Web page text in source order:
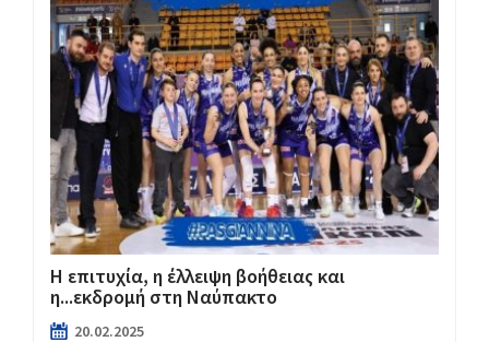
Η επιτυχία, η έλλειψη βοήθειας και
η...εκδρομή στη Ναύπακτο
20.02.2025